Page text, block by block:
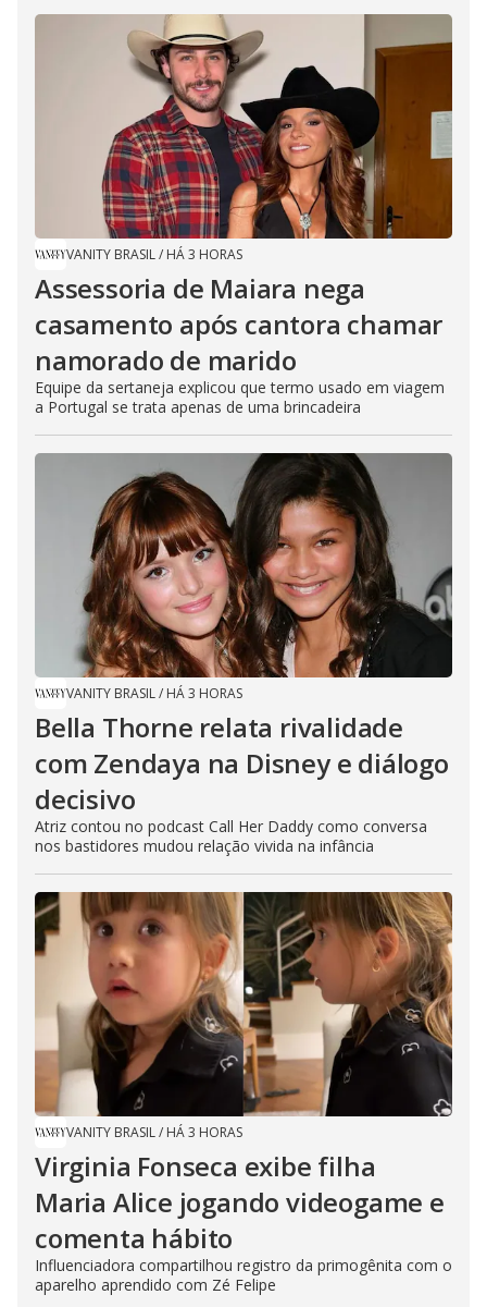
VANITY BRASIL/ HÁ 3 HORAS
Assessoria de Maiara nega
casamento após cantora chamar
namorado de marido
Equipe da sertaneja explicou que termo usado em viagem
a Portugal se trata apenas de uma brincadeira
VANITY BRASIL/ HÁ 3 HORAS
Bella Thorne relata rivalidade
com Zendaya na Disney e diálogo
decisivo
Atriz contou no podcast Call Her Daddy como conversa
nos bastidores mudou relação vivida na infância
VANITY BRASIL/ HÁ 3 HORAS
Virginia Fonseca exibe filha
Maria Alice jogando videogame e
comenta hábito
Influenciadora compartilhou registro da primogênita com o
aparelho aprendido com Zé Felipe